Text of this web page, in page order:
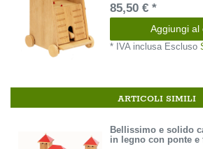
85,50 € *
Aggiungi al
* IVA inclusa Escluso
ARTICOLI SIMILI
Bellissimo e solido
in legno con ponte